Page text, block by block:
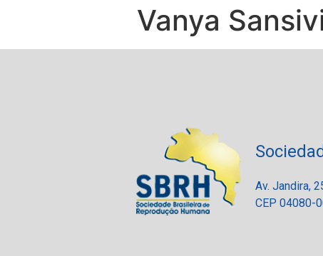
Vanya
Av. Jandira,
CEP 04080-